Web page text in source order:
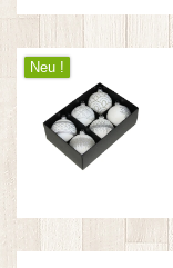
Neu !